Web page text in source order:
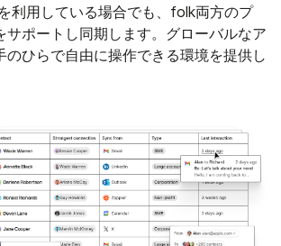
利用している場合でも、folk両方のプ
サポートし同期します。グローバルなア
のひらで自由に操作できる環境を提供し